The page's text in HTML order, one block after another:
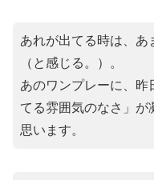
あれが出てる時は、あ
（と感じる。）。
あのワンプレーに、昨
てる雰囲気のなさ」が
思います。